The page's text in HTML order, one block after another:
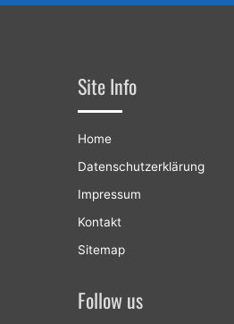
Site Info
Home
Datenschutzerklärung
Impressum
Kontakt
Sitemap
Follow us